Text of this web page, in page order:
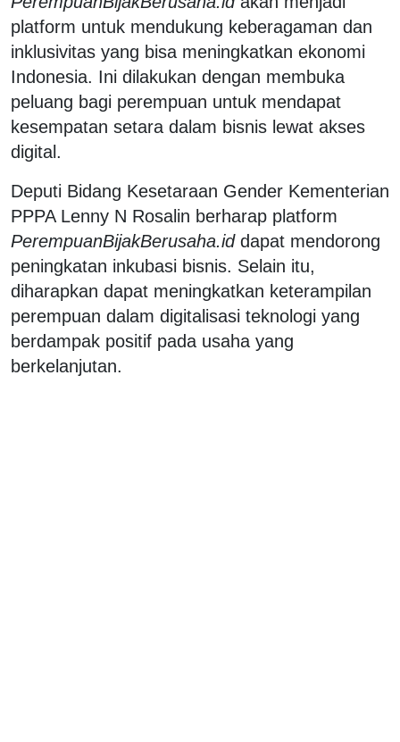
platform untuk mendukung keberagaman dan
inklusivitas yang bisa meningkatkan ekonomi
Indonesia. Ini dilakukan dengan membuka
peluang bagi perempuan untuk mendapat
kesempatan setara dalam bisnis lewat akses
digital.
Deputi Bidang Kesetaraan Gender Kementerian
PPPA Lenny N Rosalin berharap platform
PerempuanBijakBerusaha.iddapat mendorong
peningkatan inkubasi bisnis. Selain itu,
diharapkan dapat meningkatkan keterampilan
perempuan dalam digitalisasi teknologi yang
berdampak positif pada usaha yang
berkelanjutan.